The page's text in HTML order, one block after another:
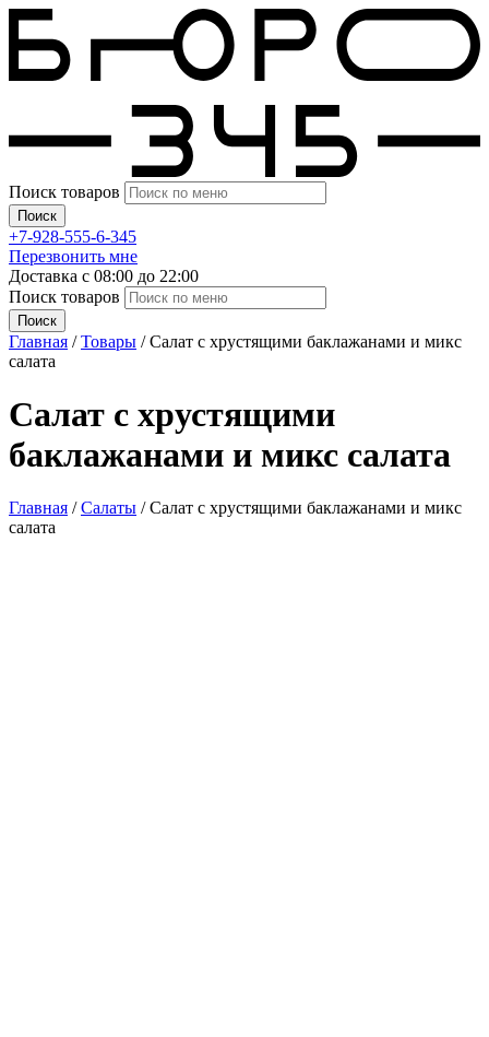
Поиск товаров
Поиск
+7-928-555-6-345
Перезвонить мне
Доставка с 08:00 до 22:00
Поиск товаров
Поиск
Главная /Товары /Салат с хрустящими баклажанами и микс
салата
Салат с хрустящими
баклажанами и микс салата
Главная /Салаты / Салат с хрустящими баклажанами и микс
салата